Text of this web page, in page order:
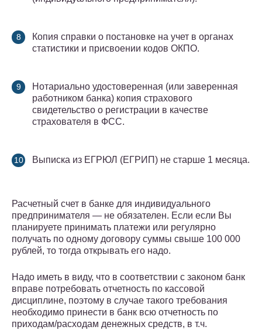
Копия справки о постановке на учет в органах
статистики и присвоении кодов ОКПО.
Нотариально удостоверенная (или заверенная
работником банка) копия страхового
свидетельство о регистрации в качестве
страхователя в ФСС.
Выписка из ЕГРЮЛ (ЕГРИП) не старше 1 месяца.
Расчетный счет в банке для индивидуального
предпринимателя — не обязателен. Если если Вы
планируете принимать платежи или регулярно
получать по одному договору суммы свыше 100 000
рублей, то тогда открывать его надо.
Надо иметь в виду, что в соответствии с законом банк
вправе потребовать отчетность по кассовой
дисциплине, поэтому в случае такого требования
необходимо принести в банк всю отчетность по
приходам/расходам денежных средств, в т.ч.